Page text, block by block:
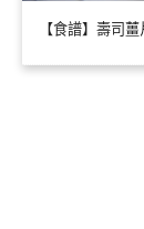
【食譜】壽司